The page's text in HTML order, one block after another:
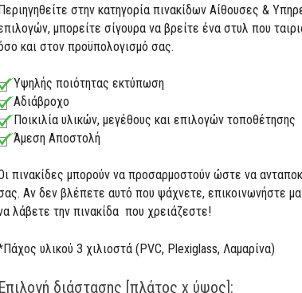
στην κατηγορία πινακίδων Αίθουσες &
μπορείτε σίγουρα να βρείτε ένα στυλ που
και στον προϋπολογισμό σας.
Υψηλής ποιότητας εκτύπωση
Αδιάβροχο
Ποικιλία υλικών, μεγέθους και επιλογών τοποθέτησης
Άμεση Αποστολή
πινακίδες μπορούν να προσαρμοστούν ώστε να
Αν δεν βλέπετε αυτό που ψάχνετε, επικοινωνήστε
λάβετε την πινακίδα που χρειάζεστε!
υλικού 3 χιλιοστά (PVC, Plexiglass, Λαμαρίνα)
Επιλογή διάστασης [πλάτος x ύψος]: